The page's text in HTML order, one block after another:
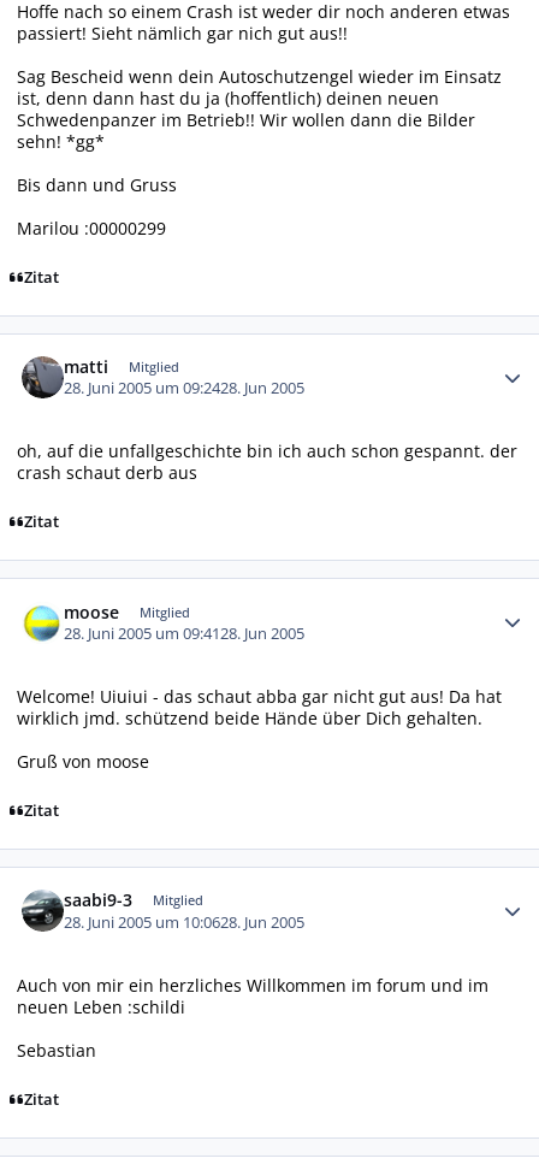
Hoffe nach so einem Crash ist weder dir noch anderen etwas
passiert! Sieht nämlich gar nich gut aus!!
Sag Bescheid wenn dein Autoschutzengel wieder im Einsatz
ist, denn dann hast du ja (hoffentlich) deinen neuen
Schwedenpanzer im Betrieb!! Wir wollen dann die Bilder
sehn! *gg*
Bis dann und Gruss
Marilou :00000299
Zitat
matti Mitglied
28. Juni 2005 um 09:2428. Jun 2005
oh, auf die unfallgeschichte bin ich auch schon gespannt. der
crash schaut derb aus
Zitat
moose Mitglied
28. Juni 2005 um 09:4128. Jun 2005
Welcome! Uiuiui - das schaut abba gar nicht gut aus! Da hat
wirklich jmd. schützend beide Hände über Dich gehalten.
Gruß von moose
Zitat
saabi9-3 Mitglied
28. Juni 2005 um 10:0628. Jun 2005
Auch von mir ein herzliches Willkommen im forum und im
neuen Leben :schildi
Sebastian
Zitat